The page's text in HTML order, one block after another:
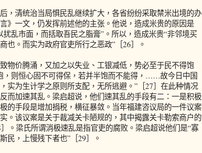
清统治当局惧民乱继续扩大，各省纷纷采取禁米出境的办
》一文，仍发挥前述他的主张。他说，造成米贵的原因是
乱市面，而括取吾民之脂膏”。所以，造成米贵“非邻境买
也。而实为政府官吏所行之恶政”［26］。
价腾涌，又加之以失业、工银减低，势必至于民不得饱
，则恒心固不可得保，若并半饱而不能得，……故今日中国
实为生计学之原则所支配，无所逃避。”［27］在此种情况
而加速其乱。梁启超说，他们速其乱的手段有二：一是积极
的手段是增加捐税，横征暴敛。当年福建咨议局的一件议案
。该议案是关于裁减关卡陋规的，其中揭露关卡勒索商户的
。梁氏所谓消极速乱是指官吏的腐败。梁启超说他们是“寡
民，上慢残下者也”［29］。